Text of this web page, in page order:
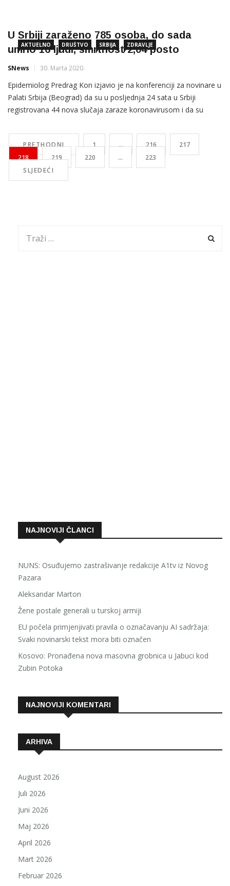
još sedam smrtnih slučajeva. Stevanović je […]
AKTUELNO DRUŠTVO SRBIJA ZDRAVLJE
U Srbiji zaraženo 785 osoba, do sada
umrlo 16 ljudi, smrtnost 2,04 posto
SNews 30. Marta 2020.
Epidemiolog Predrag Kon izjavio je na konferenciji za novinare u
Palati Srbija (Beograd) da su u posljednja 24 sata u Srbiji
registrovana 44 nova slučaja zaraze koronavirusom i da su
15 sati testirani su uzorci 622 osobe od kojih je 44 pozitivno i
578 negativno na […]
PRETHODNI 1 … 216
217
218
219 220 …
223
SLJEDEĆI
NAJNOVIJI ČLANCI
NUNS: Osuđujemo zastrašivanje redakcije A1tv iz Novog
Pazara
Aleksandar Marton
Žene postale generali u turskoj armiji
EU počela primjenjivati pravila o označavanju AI sadržaja:
Svaki novinarski tekst mora biti označen
Kosovo: Pronađena nova masovna grobnica u Jabuci kod
Zubin Potoka
NAJNOVIJI KOMENTARI
ARHIVA
August 2026
Juli 2026
Juni 2026
Maj 2026
April 2026
Mart 2026
Februar 2026